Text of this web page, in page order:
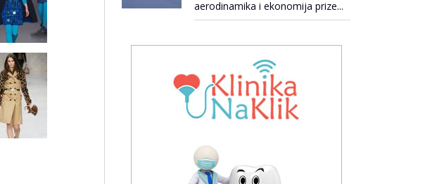
aerodinamika i ekonomija prize...